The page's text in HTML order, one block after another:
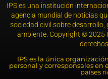
IPS es una institución
agencia mundial de noticias
sociedad civil sobre
ambiente. Copyright © 2025
IPS es la única
personal y corresponsales
países